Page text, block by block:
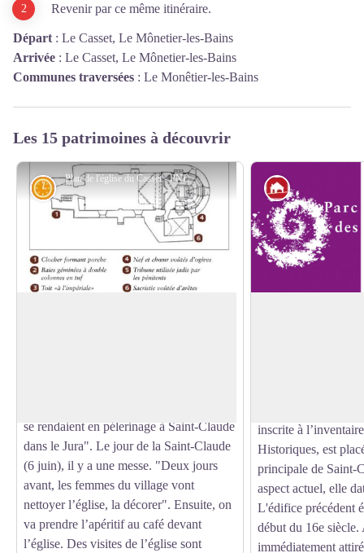
Revenir par ce même itinéraire.
Départ : Le Casset, Le Mônetier-les-Bains
Arrivée : Le Casset, Le Mônetier-les-Bains
Communes traversées : Le Monêtier-les-Bains
Les 15 patrimoines à découvrir
Plan de l'église du Casset - PNE
Histoire
se rendaient en pélerinage à Saint-Claude
dans le Jura". Le jour de la Saint-Claude
(6 juin), il y a une messe. "Deux jours
avant, les femmes du village vont
nettoyer l’église, la décorer". Ensuite, on
va prendre l’apéritif au café devant
l’église. Des visites de l’église sont
Architecture
inscrite à
Historiques, est
principale de Saint-
aspect actuel, elle
L'édifice précédent
début du 16e
immédiatement